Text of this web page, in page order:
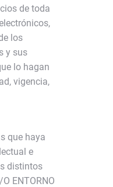
de toda
los
y sus
lo hagan
vigencia,
que haya
e
distintos
ENTORNO